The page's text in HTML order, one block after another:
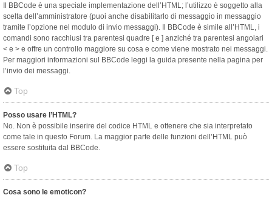
Il BBCode è una speciale implementazione dell’HTML; l’utilizzo è soggetto alla
scelta dell’amministratore (puoi anche disabilitarlo di messaggio in messaggio
tramite l’opzione nel modulo di invio messaggi). Il BBCode è simile all’HTML, i
comandi sono racchiusi tra parentesi quadre [ e ] anziché tra parentesi angolari
< e > e offre un controllo maggiore su cosa e come viene mostrato nei messaggi.
Per maggiori informazioni sul BBCode leggi la guida presente nella pagina per
l’invio dei messaggi.
Top
Posso usare l’HTML?
No. Non è possibile inserire del codice HTML e ottenere che sia interpretato
come tale in questo Forum. La maggior parte delle funzioni dell’HTML può
essere sostituita dal BBCode.
Top
Cosa sono le emoticon?